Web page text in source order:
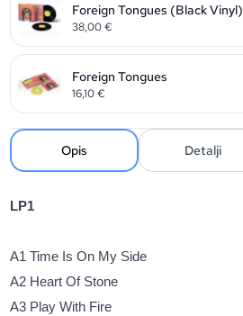
Foreign Tongues (Black Vinyl)
38,00€
Foreign Tongues
16,10€
Opis Detalji
LP1
A1 Time Is On My Side
A2 Heart Of Stone
A3 Play With Fire